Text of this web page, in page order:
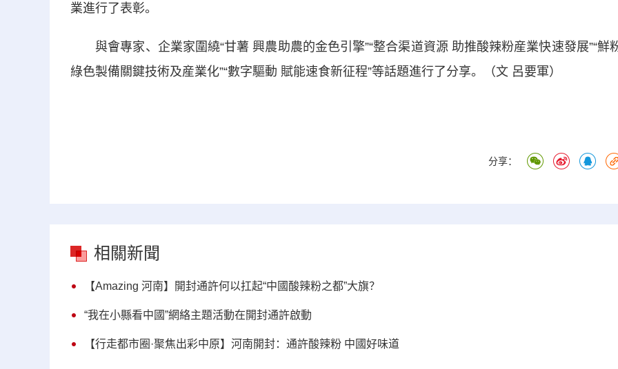
業進行了表彰。
與會專家、企業家圍繞“甘薯 興農助農的金色引擎”“整合渠道資源 助推酸辣粉産業快速發展”“鮮
綠色製備關鍵技術及産業化”“數字驅動 賦能速食新征程”等話題進行了分享。（文 呂要軍）
分享：
相關新聞
【Amazing 河南】開封通許何以扛起“中國酸辣粉之都”大旗？
“我在小縣看中國”網絡主題活動在開封通許啟動
【行走都市圈·聚焦出彩中原】河南開封：通許酸辣粉 中國好味道